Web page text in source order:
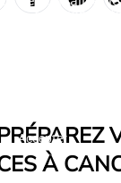
À
Accepter